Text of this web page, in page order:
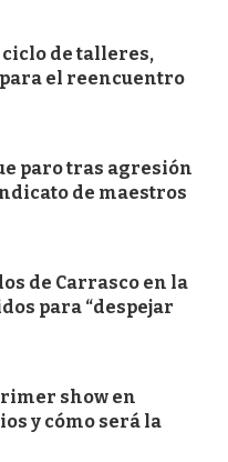
ciclo de talleres,
el reencuentro
paro tras agresión
de maestros
de Carrasco en la
para “despejar
show en
y cómo será la